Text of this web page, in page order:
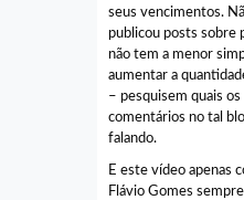
seus vencimentos.
publicou posts sobre
não tem a menor
aumentar a
– pesquisem quais
comentários no tal
falando.
E este vídeo apenas
Flávio Gomes